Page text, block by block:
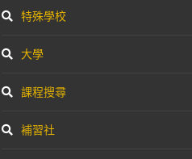
特殊學校
大學
課程搜尋
補習社